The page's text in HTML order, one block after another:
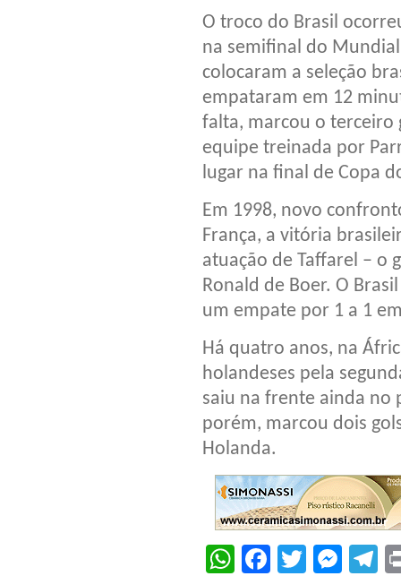
O troco do Brasil
na semifinal do
colocaram a seleção
empataram em 12
falta, marcou o terceiro
equipe treinada por
lugar na final de Copa
Em 1998, novo
França, a vitória
atuação de Taffarel – o
Ronald de Boer. O
um empate por 1 a 1
Há quatro anos, na
holandeses pela
saiu na frente ainda no
porém, marcou dois
Holanda.
WhatsApp
Facebook
Twitter